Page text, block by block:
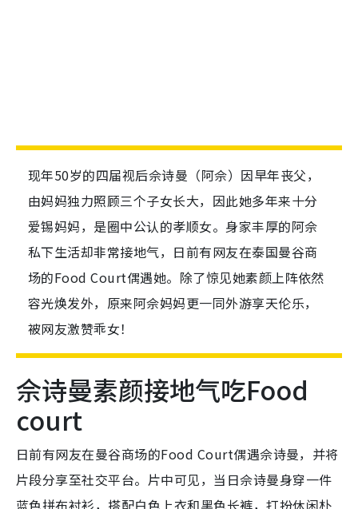
现年50岁的四届视后佘诗曼（阿佘）因早年丧父，
由妈妈独力照顾三个子女长大，因此她多年来十分
爱锡妈妈，是圈中公认的孝顺女。身家丰厚的阿佘
私下生活却非常接地气，日前有网友在泰国曼谷商
场的Food Court偶遇她。除了惊见她素颜上阵依然
容光焕发外，原来阿佘妈妈更一同外游享天伦乐，
被网友激赞乖女！
佘诗曼素颜接地气吃Food
court
日前有网友在曼谷商场的Food Court偶遇佘诗曼，并将
片段分享至社交平台。片中可见，当日佘诗曼身穿一件